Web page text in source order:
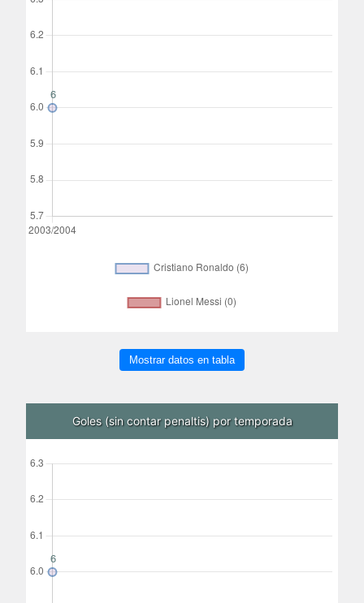
Mostrar datos en tabla
Goles (sin contar penaltis) por temporada